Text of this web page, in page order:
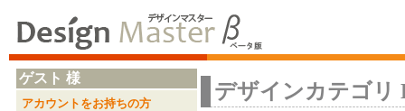
ゲスト 様
アカウントをお持ちの方
デザインカテゴリ